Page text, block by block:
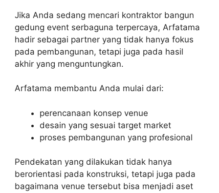
Jika Anda sedang mencari kontraktor bangun
gedung event serbaguna terpercaya, Arfatama
hadir sebagai partner yang tidak hanya fokus
pada pembangunan, tetapi juga pada hasil
akhir yang menguntungkan.
Arfatama membantu Anda mulai dari:
perencanaan konsep venue
desain yang sesuai target market
proses pembangunan yang profesional
Pendekatan yang dilakukan tidak hanya
berorientasi pada konstruksi, tetapi juga pada
bagaimana venue tersebut bisa menjadi aset